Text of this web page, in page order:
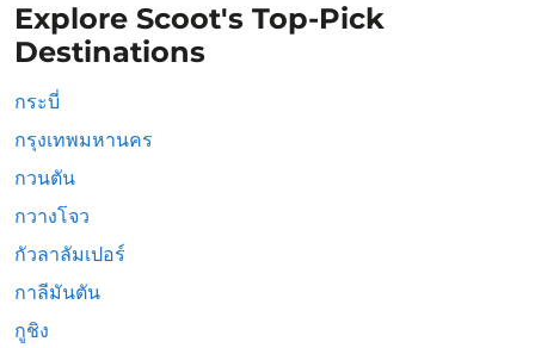
Explore Scoot's Top-Pick
Destinations
กระบี่
กรุงเทพมหานคร
กวนตัน
กวางโจว
กัวลาลัมเปอร์
กาลีมันตัน
กูชิง